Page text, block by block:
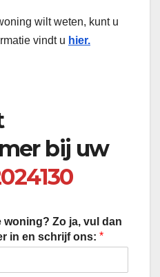
wilt weten, kunt u
vindt u hier.
bij uw
woning? Zo ja, vul dan
in en schrijf ons: *